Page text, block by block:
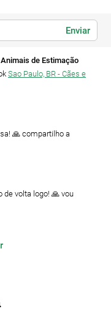
Enviar
de Estimação
Sao Paulo, BR - Cães e
🙏 compartilho a
de volta logo! 🙏 vou